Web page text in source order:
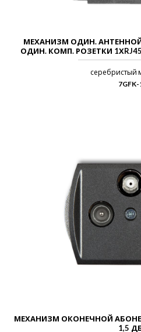
МЕХАНИЗМ ОДИН. АНТЕННОЙ
ОДИН. КОМП. РОЗЕТКИ
серебристый
7GFK-
МЕХАНИЗМ ОКОНЕЧНОЙ
1,5